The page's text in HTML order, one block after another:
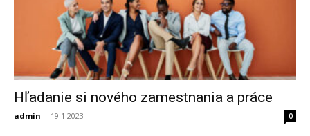
Hľadanie si nového zamestnania a práce
admin - 19.1.2023 0